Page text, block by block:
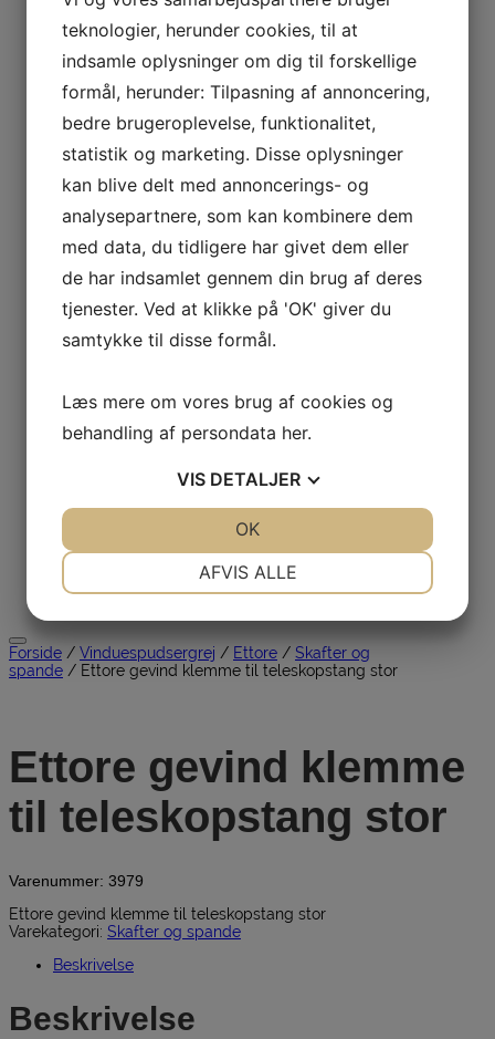
Affaldssække
Aftørringspapir
Vinduespudsergrej
Robot Vinduesvasker
Ettore
Vinduespudsergrej
Skafter & spande
Holdere
Lewi
Vinduespudsergrej
Skafter & spande
InDoor Cleaning
Sörbo
Vinduespudsergrej
Spande
Holdere
Unger
Vinduespudsergrej
Renvandsanlæg
Dirks
Silkeborg Stiger
Spandeholder til bil
Affaldsspande til sortering
Stationer til affaldssortering
Download
Brugt
Restsalg
Søg efter:
Forside / Vinduespudsergrej / Ettore / Skafter og
spande / Ettore gevind klemme til teleskopstang stor
Ettore gevind klemme
til teleskopstang stor
Varenummer: 3979
Ettore gevind klemme til teleskopstang stor
Varekategori: Skafter og spande
Beskrivelse
Beskrivelse
teknologier, herunder cookies, til at
indsamle oplysninger om dig til forskellige
formål, herunder: Tilpasning af annoncering,
bedre brugeroplevelse, funktionalitet,
statistik og marketing. Disse oplysninger
kan blive delt med annoncerings- og
analysepartnere, som kan kombinere dem
med data, du tidligere har givet dem eller
de har indsamlet gennem din brug af deres
tjenester. Ved at klikke på 'OK' giver du
samtykke til disse formål.
Læs mere om vores brug af cookies og
behandling af persondata her.
VIS DETALJER
AFVIS ALLE
OK